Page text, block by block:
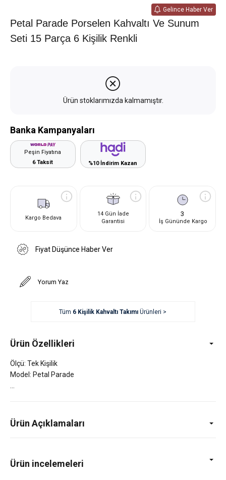
Gelince Haber Ver
Petal Parade Porselen Kahvaltı Ve Sunum
Seti 15 Parça 6 Kişilik Renkli
Ürün stoklarımızda kalmamıştır.
Banka Kampanyaları
Peşin Fiyatına
6 Taksit
%10 İndirim Kazan
Kargo Bedava
14 Gün İade
Garantisi
3
İş Gününde Kargo
Fiyat Düşünce Haber Ver
Yorum Yaz
Tüm 6 Kişilik Kahvaltı Takımı Ürünleri >
Ürün Özellikleri
Ölçü: Tek Kişilik
Model: Petal Parade
Ürün Açıklamaları